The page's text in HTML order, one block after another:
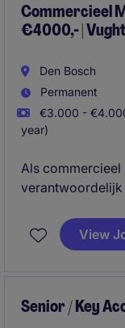
Commercieel
€4000,- |
Den Bosch
Permanent
€3.000 -
year)
Als commercieel
verantwoordelijk
relatiebeheer en
View
Senior / Key